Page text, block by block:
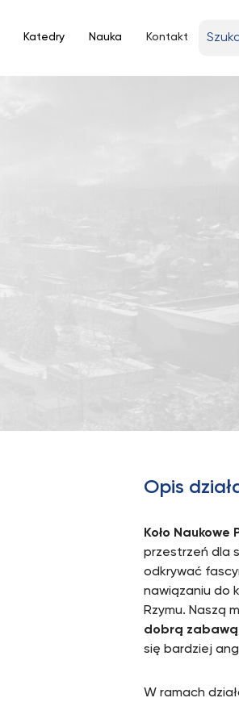
Katedry Nauka Kontakt
Opis
Koło
przestrzeń dla
odkrywać
nawiązaniu do
Rzymu. Naszą
dobrą zabawą
się bardziej
W ramach